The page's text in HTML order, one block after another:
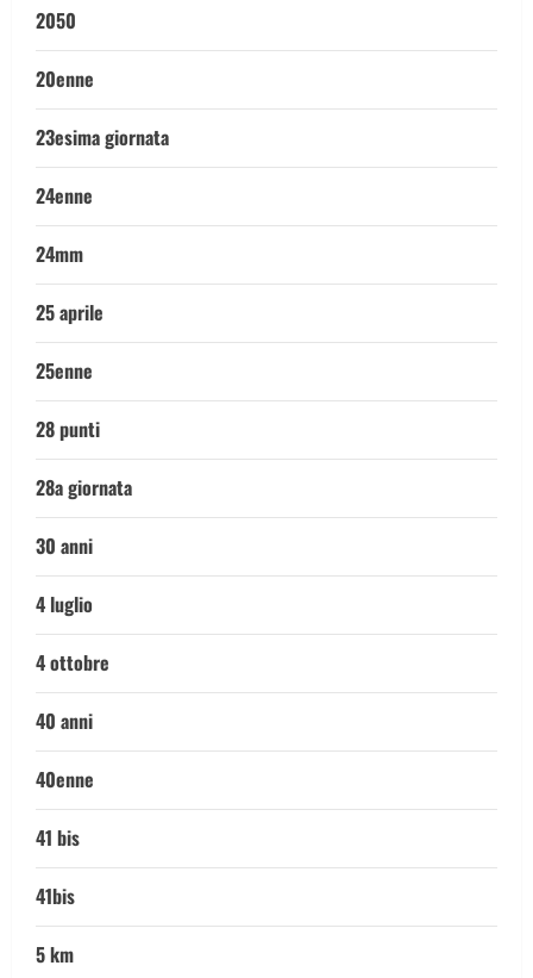
2050
20enne
23esima giornata
24enne
24mm
25 aprile
25enne
28 punti
28a giornata
30 anni
4 luglio
4 ottobre
40 anni
40enne
41 bis
41bis
5 km